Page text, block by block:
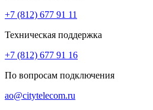
+7 (812) 677 91 11
Техническая поддержка
+7 (812) 677 91 16
По вопросам подключения
ao@citytelecom.ru